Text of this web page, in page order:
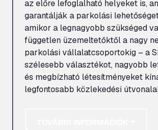
az előre lefoglalható helyeket is,
garantálják a parkolási
amikor a legnagyobb szükséged
független üzemeltetőktől a nagy
parkolási vállalatcsoportokig – a
szélesebb választékot, nagyobb
és megbízható létesítményeket
legfontosabb közlekedési